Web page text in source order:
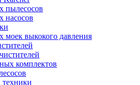
пылесосов
насосов
моек выкокого давления
комплектов
техники